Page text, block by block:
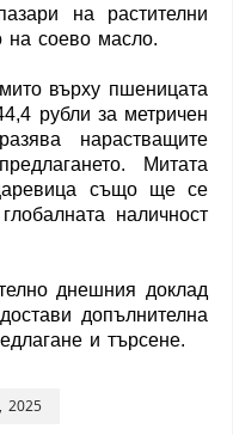
на растителни
на соево масло.
върху пшеницата
рубли за метричен
нарастващите
Митата
също ще се
наличност
днешния доклад
допълнителна
и търсене.
2025